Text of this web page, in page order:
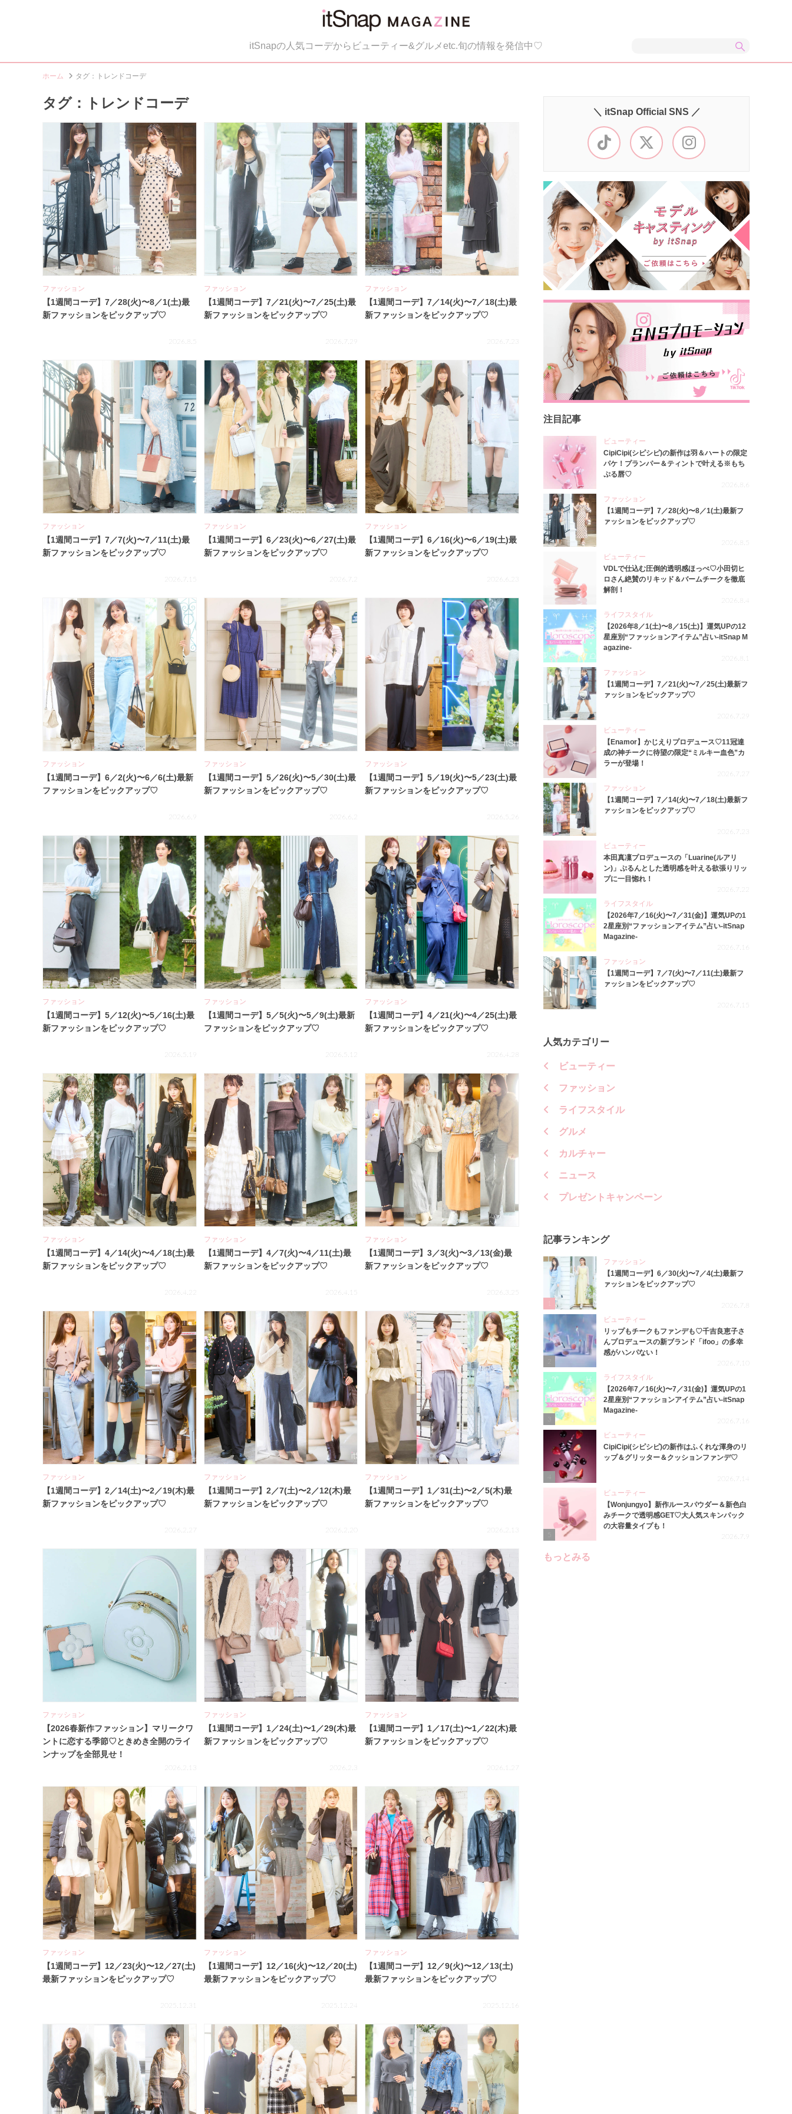
itSnapの人気コーデからビューティー&グルメetc.旬の情報を発信中♡
ホーム タグ：トレンドコーデ
タグ：トレンドコーデ
ファッション
【1週間コーデ】7／28(火)〜8／1(土)最
新ファッションをピックアップ♡
2026.8.5
ファッション
【1週間コーデ】7／21(火)〜7／25(土)最
新ファッションをピックアップ♡
2026.7.29
ファッション
【1週間コーデ】7／14(火)〜7／18(土)最
新ファッションをピックアップ♡
2026.7.23
ファッション
【1週間コーデ】7／7(火)〜7／11(土)最
新ファッションをピックアップ♡
2026.7.15
ファッション
【1週間コーデ】6／23(火)〜6／27(土)最
新ファッションをピックアップ♡
2026.7.2
ファッション
【1週間コーデ】6／16(火)〜6／19(土)最
新ファッションをピックアップ♡
2026.6.23
ファッション
【1週間コーデ】6／2(火)〜6／6(土)最新
ファッションをピックアップ♡
2026.6.9
ファッション
【1週間コーデ】5／26(火)〜5／30(土)最
新ファッションをピックアップ♡
2026.6.2
ファッション
【1週間コーデ】5／19(火)〜5／23(土)最
新ファッションをピックアップ♡
2026.5.26
ファッション
【1週間コーデ】5／12(火)〜5／16(土)最
新ファッションをピックアップ♡
2026.5.19
ファッション
【1週間コーデ】5／5(火)〜5／9(土)最新
ファッションをピックアップ♡
2026.5.12
ファッション
【1週間コーデ】4／21(火)〜4／25(土)最
新ファッションをピックアップ♡
2026.4.28
ファッション
【1週間コーデ】4／14(火)〜4／18(土)最
新ファッションをピックアップ♡
2026.4.22
ファッション
【1週間コーデ】4／7(火)〜4／11(土)最
新ファッションをピックアップ♡
2026.4.15
ファッション
【1週間コーデ】3／3(火)〜3／13(金)最
新ファッションをピックアップ♡
2026.3.25
ファッション
【1週間コーデ】2／14(土)〜2／19(木)最
新ファッションをピックアップ♡
2026.2.27
ファッション
【1週間コーデ】2／7(土)〜2／12(木)最
新ファッションをピックアップ♡
2026.2.20
ファッション
【1週間コーデ】1／31(土)〜2／5(木)最
新ファッションをピックアップ♡
2026.2.13
ファッション
【2026春新作ファッション】マリークワ
ントに恋する季節♡ときめき全開のライ
ンナップを全部見せ！
2026.2.13
ファッション
【1週間コーデ】1／24(土)〜1／29(木)最
新ファッションをピックアップ♡
2026.2.3
ファッション
【1週間コーデ】1／17(土)〜1／22(木)最
新ファッションをピックアップ♡
2026.1.27
ファッション
【1週間コーデ】12／23(火)〜12／27(土)
最新ファッションをピックアップ♡
2025.12.31
ファッション
【1週間コーデ】12／16(火)〜12／20(土)
最新ファッションをピックアップ♡
2025.12.24
ファッション
【1週間コーデ】12／9(火)〜12／13(土)
最新ファッションをピックアップ♡
2025.12.16
＼ itSnap Official SNS ／
注目記事
ビューティー
CipiCipi(シピシピ)の新作は羽＆ハートの限定
パケ！プランパー＆ティントで叶える※もち
ぷる唇♡
2026.8.6
ファッション
【1週間コーデ】7／28(火)〜8／1(土)最新フ
ァッションをピックアップ♡
2026.8.5
ビューティー
VDLで仕込む圧倒的透明感ほっぺ♡小田切ヒ
ロさん絶賛のリキッド＆バームチークを徹底
解剖！
2026.8.4
ライフスタイル
【2026年8／1(土)〜8／15(土)】運気UPの12
星座別“ファッションアイテム”占い-itSnap M
agazine-
2026.8.1
ファッション
【1週間コーデ】7／21(火)〜7／25(土)最新フ
ァッションをピックアップ♡
2026.7.29
ビューティー
【Enamor】かじえりプロデュース♡11冠達
成の神チークに待望の限定“ミルキー血色”カ
ラーが登場！
2026.7.27
ファッション
【1週間コーデ】7／14(火)〜7／18(土)最新フ
ァッションをピックアップ♡
2026.7.23
ビューティー
本田真凜プロデュースの「Luarine(ルアリ
ン)」ぷるんとした透明感を叶える欲張りリッ
プに一目惚れ！
2026.7.22
ライフスタイル
【2026年7／16(火)〜7／31(金)】運気UPの1
2星座別“ファッションアイテム”占い-itSnap
Magazine-
2026.7.16
ファッション
【1週間コーデ】7／7(火)〜7／11(土)最新フ
ァッションをピックアップ♡
2026.7.15
人気カテゴリー
ビューティー
ファッション
ライフスタイル
グルメ
カルチャー
ニュース
プレゼントキャンペーン
記事ランキング
ファッション
【1週間コーデ】6／30(火)〜7／4(土)最新フ
ァッションをピックアップ♡
2026.7.8
ビューティー
リップもチークもファンデも♡千吉良恵子さ
んプロデュースの新ブランド「ifoo」の多幸
感がハンパない！
2026.7.10
3
ライフスタイル
【2026年7／16(火)〜7／31(金)】運気UPの1
2星座別“ファッションアイテム”占い-itSnap
Magazine-
2026.7.16
4
ビューティー
CipiCipi(シピシピ)の新作はふくれな渾身のリ
ップ＆グリッター＆クッションファンデ♡
2026.7.14
ビューティー
【Wonjungyo】新作ルースパウダー＆新色白
みチークで透明感GET♡大人気スキンパック
の大容量タイプも！
2026.7.9
もっとみる